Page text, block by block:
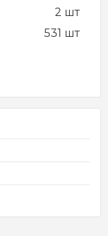
2 шт
531 шт